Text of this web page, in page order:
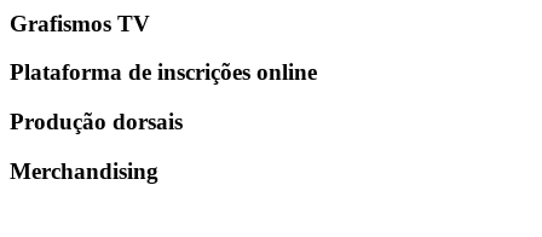
Grafismos TV
Plataforma de inscrições online
Produção dorsais
Merchandising